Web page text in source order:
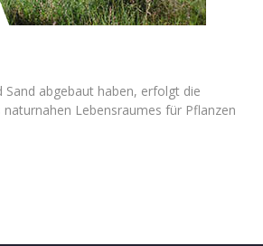
Sand abgebaut haben, erfolgt die
Lebensraumes für Pflanzen